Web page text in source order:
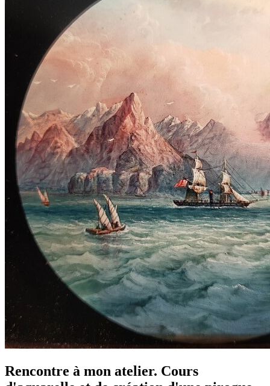
Rencontre à mon atelier. Cours